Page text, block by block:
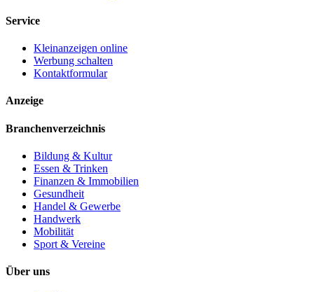
Service
Kleinanzeigen online
Werbung schalten
Kontaktformular
Anzeige
Branchenverzeichnis
Bildung & Kultur
Essen & Trinken
Finanzen & Immobilien
Gesundheit
Handel & Gewerbe
Handwerk
Mobilität
Sport & Vereine
Über uns